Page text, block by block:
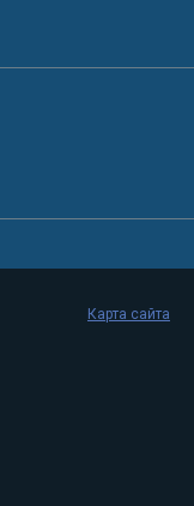
Карта сайта